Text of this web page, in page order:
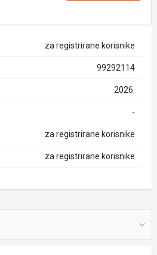
za registrirane korisnike
99292114
2026.
-
za registrirane korisnike
za registrirane korisnike